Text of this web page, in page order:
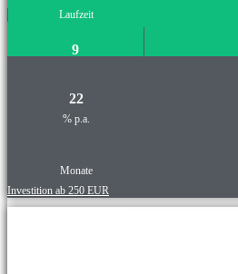
Laufzeit
9
22
% p.a.
Monate
Investition ab 250 EUR